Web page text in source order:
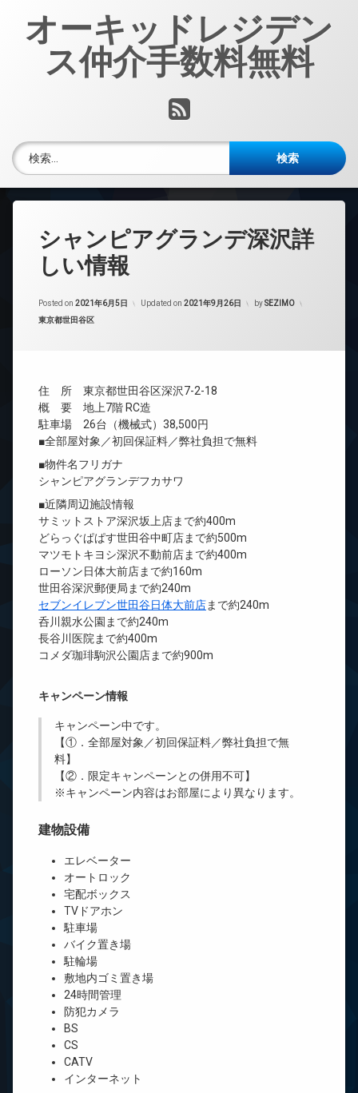
オーキッドレジデン
ス仲介手数料無料
RSS
検索:
シャンピアグランデ深沢詳
しい情報
Posted on 2021年6月5日 Updated on 2021年9月26日 bySEZIMO
カテゴリー:
東京都世田谷区
住 所 東京都世田谷区深沢7-2-18
概 要 地上7階 RC造
駐車場 26台（機械式）38,500円
■全部屋対象／初回保証料／弊社負担で無料
■物件名フリガナ
シャンピアグランデフカサワ
■近隣周辺施設情報
サミットストア深沢坂上店まで約400m
どらっぐぱぱす世田谷中町店まで約500m
マツモトキヨシ深沢不動前店まで約400m
ローソン日体大前店まで約160m
世田谷深沢郵便局まで約240m
セブンイレブン世田谷日体大前店まで約240m
呑川親水公園まで約240m
長谷川医院まで約400m
コメダ珈琲駒沢公園店まで約900m
キャンペーン情報
キャンペーン中です。
【①．全部屋対象／初回保証料／弊社負担で無
料】
【②．限定キャンペーンとの併用不可】
※キャンペーン内容はお部屋により異なります。
建物設備
エレベーター
オートロック
宅配ボックス
TVドアホン
駐車場
バイク置き場
駐輪場
敷地内ゴミ置き場
24時間管理
防犯カメラ
BS
CS
CATV
インターネット